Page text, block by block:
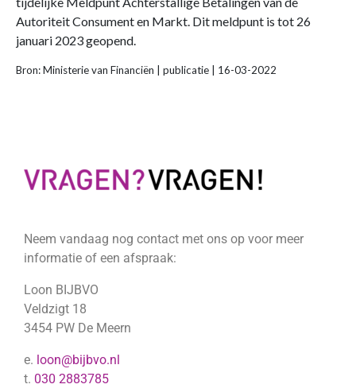
Autoriteit Consument en Markt. Dit meldpunt is tot 26
januari 2023 geopend.
Bron: Ministerie van Financiën | publicatie | 16-03-2022
Neem vandaag nog contact met ons op voor meer
informatie of een afspraak:
Loon BIJBVO
Veldzigt 18
3454 PW De Meern
e. loon@bijbvo.nl
t. 030 2883785